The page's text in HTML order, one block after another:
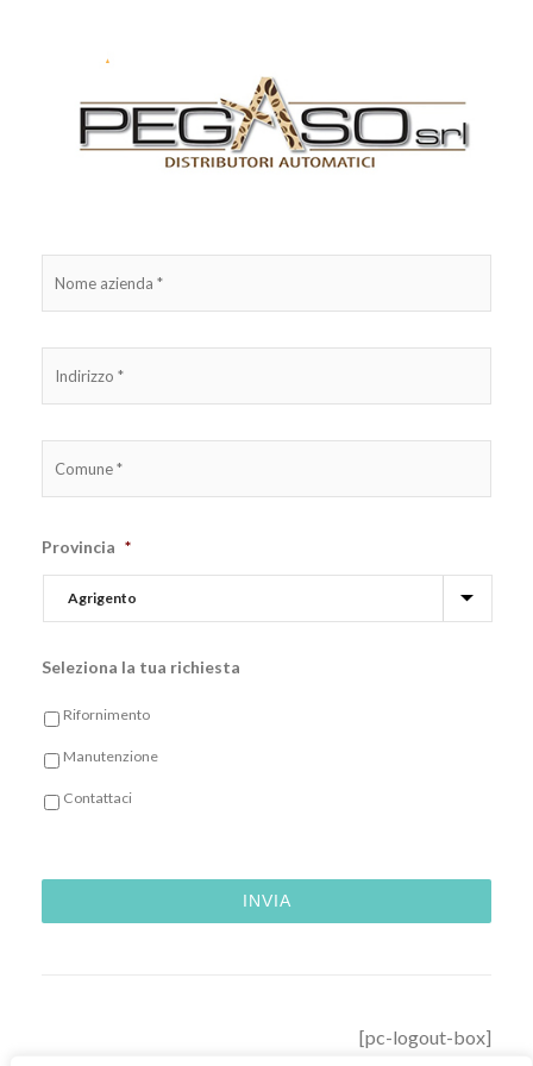
Provincia *
Seleziona la tua richiesta
Rifornimento
Manutenzione
Contattaci
[pc-logout-box]